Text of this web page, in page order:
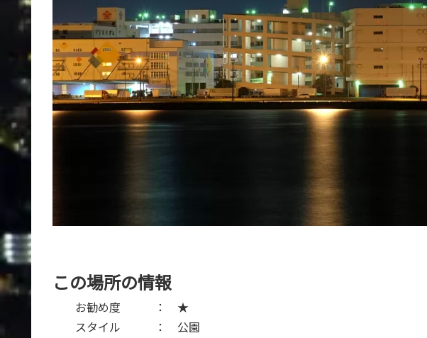
この場所の情報
お勧め度 ： ★
スタイル ： 公園